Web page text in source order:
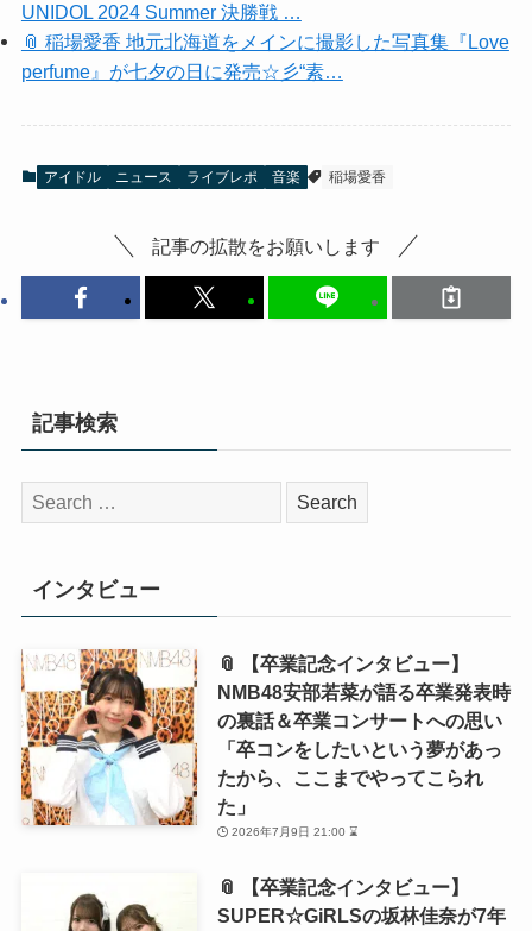
UNIDOL 2024 Summer 決勝戦 …
📎 稲場愛香 地元北海道をメインに撮影した写真集『Love
perfume』が七夕の日に発売☆彡“素…
アイドル ニュース ライブレポ 音楽 稲場愛香
記事の拡散をお願いします
記事検索
検
索:
インタビュー
📎 【卒業記念インタビュー】
NMB48安部若菜が語る卒業発表時
の裏話＆卒業コンサートへの思い
「卒コンをしたいという夢があっ
たから、ここまでやってこられ
た」
2026年7月9日 21:00 ⌛
📎 【卒業記念インタビュー】
SUPER☆GiRLSの坂林佳奈が7年